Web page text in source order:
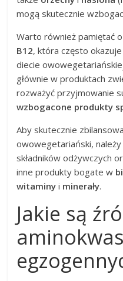
mogą skutecznie
Warto również pamiętać o
B12, która często
diecie
głównie w produktach
rozważyć przyjmowanie
wzbogacone produkty
Aby skutecznie
owowegetariański, należy
składników odżywczych
inne produkty bogate w
witaminy i minerały.
Jakie są